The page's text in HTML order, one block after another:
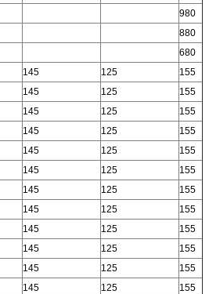
980
880
680
145 125
155
145 125
155
145 125
155
145 125
155
145 125
155
145 125
155
145 125
155
145 125
155
145 125
155
145 125
155
145 125
155
145 125
155